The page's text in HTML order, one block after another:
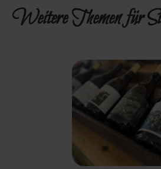
Weitere Themen für